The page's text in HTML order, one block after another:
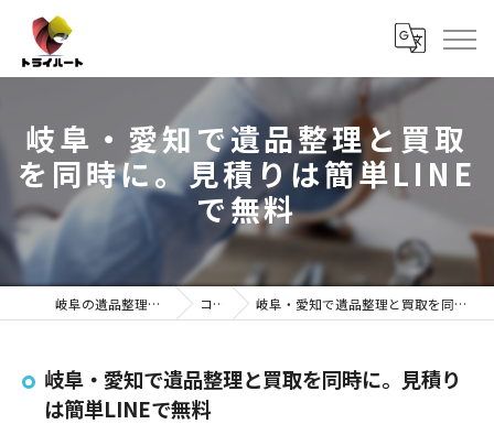
岐阜・愛知で遺品整理と買取
を同時に。見積りは簡単LINE
で無料
岐阜の遺品整理ならトライハート コラム 岐阜・愛知で遺品整理と買取を同時に。見積りは簡単LINEで無料
岐阜・愛知で遺品整理と買取を同時に。見積り
は簡単LINEで無料